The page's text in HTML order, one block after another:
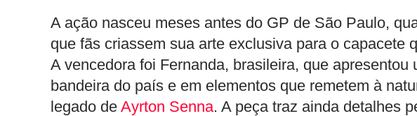
A ação nasceu meses antes do GP de São Paulo,
que fãs criassem sua arte exclusiva para o capacete
A vencedora foi Fernanda, brasileira, que
bandeira do país e em elementos que remetem à
legado de Ayrton Senna. A peça traz ainda detalhes